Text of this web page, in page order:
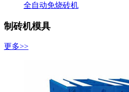
全自动免烧砖机
制砖机模具
更多>>